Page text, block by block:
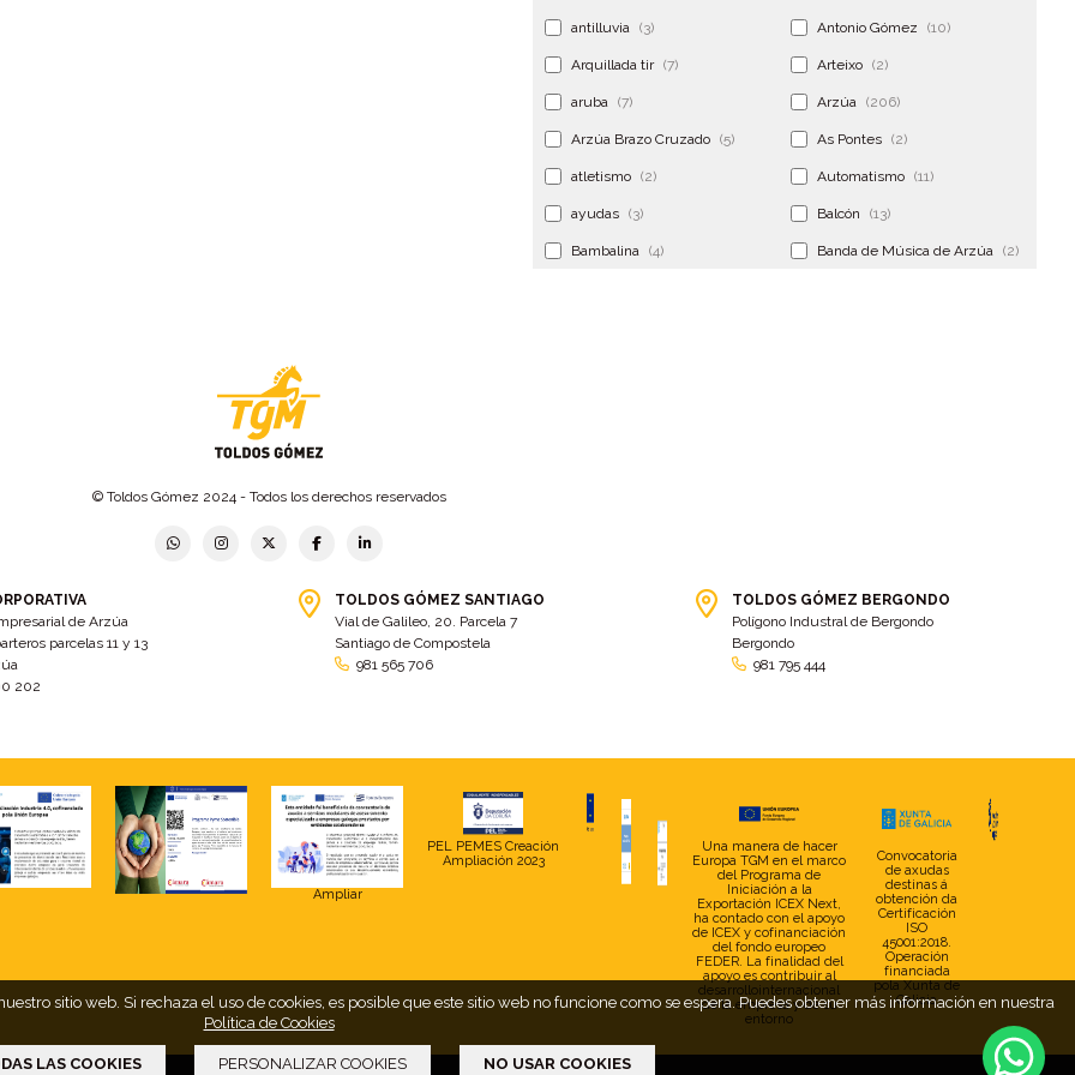
antilluvia (3) Antonio Gómez (10)
Arquillada tir (7) Arteixo (2)
aruba (7) Arzúa (206)
Arzúa Brazo Cruzado (5) As Pontes (2)
atletismo (2) Automatismo (11)
ayudas (3) Balcón (13)
Bambalina (4) Banda de Música de Arzúa (2)
(3)
Bolsas portaherramientas (4) brazos invisibles
Cabañas
Cambio tela (11)
(17) Camión XL
camion botellero Camion tautliner (28)
Campaña electoral (2)
Capota
capota con pies (29) capota fija a pared (17)
Carballo
© Toldos Gómez 2024 - Todos los derechos reservados
de Arzúa
parcelas 11 y 13
202
TOLDOS GÓMEZ SANTIAGO
Vial de Galileo, 20. Parcela 7
Santiago de Compostela
981 565 706
TOLDOS GÓMEZ BERGONDO
Polígono Industral de Bergondo
Bergondo
981 795 444
Ampliar
PEL PEMES Creación
Ampliación 2023
Una manera de hacer
Europa TGM en el marco
del Programa de
Iniciación a la
Exportación ICEX Next,
ha contado con el apoyo
de ICEX y cofinanciación
del fondo europeo
FEDER. La finalidad del
apoyo es contribuir al
desarrollointernacional
de la empresa y de su
entorno
Convocatoria
de axudas
destinas á
obtención da
Certificación
ISO
45001:2018.
Operación
financiada
pola Xunta de
Galicia
sitio web. Si rechaza el uso de cookies, es posible que este sitio web no funcione como se espera. Puedes obtener más información en nuestra
Política de Cookies
LAS COOKIES PERSONALIZAR COOKIES NO USAR COOKIES